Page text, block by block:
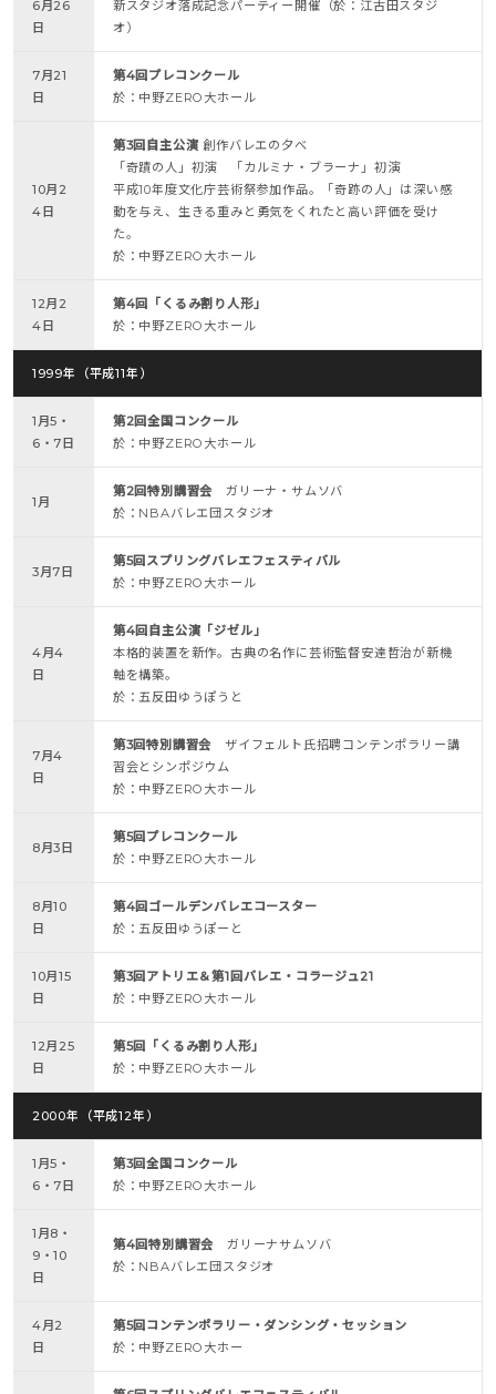
6月26
日
新スタジオ落成記念パーティー開催（於：江古田スタジ
オ）
7月21
日
第4回プレコンクール
於：中野ZERO大ホール
10月2
4日
第3回自主公演 創作バレエの夕べ
「奇蹟の人」初演 「カルミナ・ブラーナ」初演
平成10年度文化庁芸術祭参加作品。「奇跡の人」は深い感
動を与え、生きる重みと勇気をくれたと高い評価を受け
た。
於：中野ZERO大ホール
12月2
4日
第4回「くるみ割り人形」
於：中野ZERO大ホール
1999年（平成11年）
1月5・
6・7日
第2回全国コンクール
於：中野ZERO大ホール
1月
第2回特別講習会 ガリーナ・サムソバ
於：NBAバレエ団スタジオ
3月7日
第5回スプリングバレエフェスティバル
於：中野ZERO大ホール
4月4
日
第4回自主公演「ジゼル」
本格的装置を新作。古典の名作に芸術監督安達哲治が新機
軸を構築。
於：五反田ゆうぽうと
7月4
日
第3回特別講習会 ザイフェルト氏招聘コンテンポラリー講
習会とシンポジウム
於：中野ZERO大ホール
8月3日
第5回プレコンクール
於：中野ZERO大ホール
8月10
日
第4回ゴールデンバレエコースター
於：五反田ゆうぽーと
10月15
日
第3回アトリエ＆第1回バレエ・コラージュ21
於：中野ZERO大ホール
12月25
日
第5回「くるみ割り人形」
於：中野ZERO大ホール
2000年（平成12年）
1月5・
6・7日
第3回全国コンクール
於：中野ZERO大ホール
1月8・
9・10
日
第4回特別講習会 ガリーナサムソバ
於：NBAバレエ団スタジオ
4月2
日
第5回コンテンポラリー・ダンシング・セッション
於：中野ZERO大ホー